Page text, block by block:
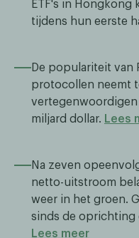
ETF's in Hongkong
tijdens hun eerste
De populariteit van
protocollen neemt
vertegenwoordigen
miljard dollar. Lees
Na zeven
netto-uitstroom
weer in het groen.
sinds de oprichting
Lees meer